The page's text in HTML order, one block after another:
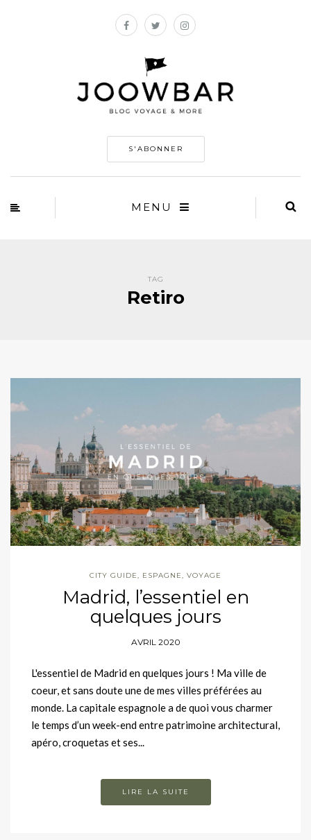
S'ABONNER
MENU
TAG
Retiro
CITY GUIDE ESPAGNE VOYAGE
Madrid, l’essentiel en
quelques jours
AVRIL 2020
L'essentiel de Madrid en quelques jours ! Ma ville de
coeur, et sans doute une de mes villes préférées au
monde. La capitale espagnole a de quoi vous charmer
le temps d’un week-end entre patrimoine architectural,
apéro, croquetas et ses...
LIRE LA SUITE